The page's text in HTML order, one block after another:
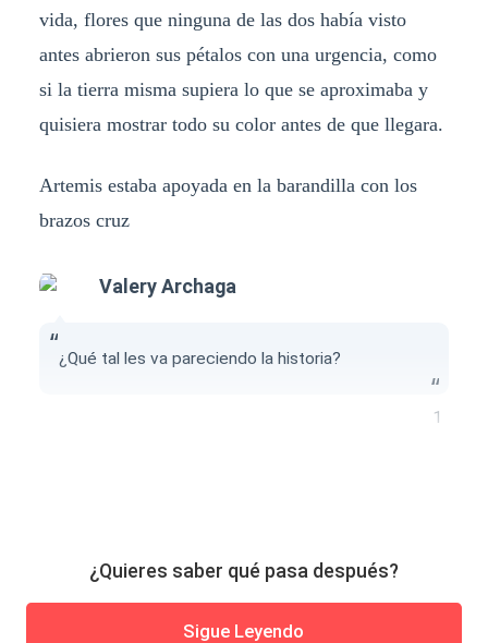
vida, flores que ninguna de las dos había visto
antes abrieron sus pétalos con una urgencia, como
si la tierra misma supiera lo que se aproximaba y
quisiera mostrar todo su color antes de que llegara.
Artemis estaba apoyada en la barandilla con los
brazos cruz
Valery Archaga
¿Qué tal les va pareciendo la historia?
1
¿Quieres saber qué pasa después?
Sigue Leyendo